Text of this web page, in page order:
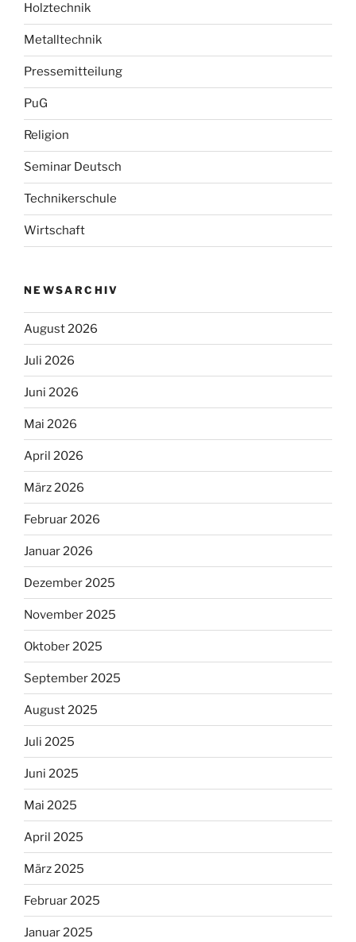
Holztechnik
Metalltechnik
Pressemitteilung
PuG
Religion
Seminar Deutsch
Technikerschule
Wirtschaft
NEWSARCHIV
August 2026
Juli 2026
Juni 2026
Mai 2026
April 2026
März 2026
Februar 2026
Januar 2026
Dezember 2025
November 2025
Oktober 2025
September 2025
August 2025
Juli 2025
Juni 2025
Mai 2025
April 2025
März 2025
Februar 2025
Januar 2025